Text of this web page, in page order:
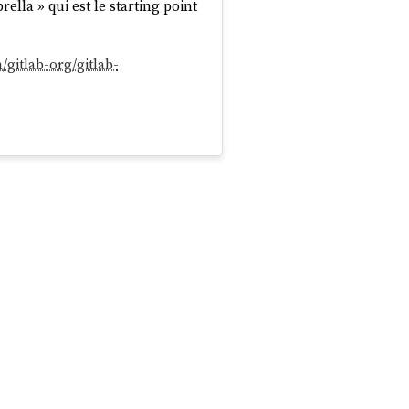
» qui est le starting point
gitlab-org/gitlab-